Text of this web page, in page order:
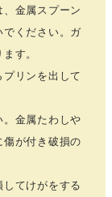
金属スプーン
ください。ガ
す。
リンを出して
金属たわしや
が付き破損の
てけがをする